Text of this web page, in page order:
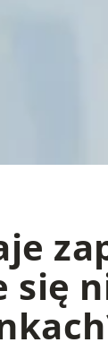
się